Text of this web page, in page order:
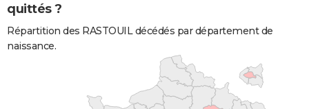
quittés ?
Répartition des RASTOUIL décédés par département de
naissance.